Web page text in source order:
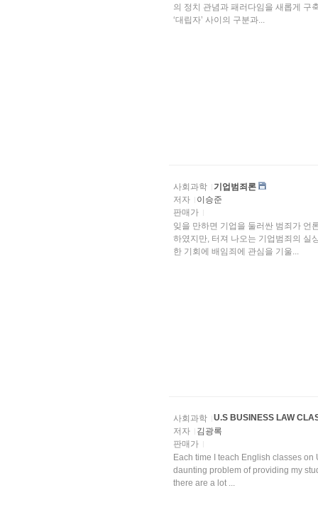
의 정치 관념과 패러다임을 새롭게 구
‘대립자’ 사이의 구분과...
사회과학
기업범죄론
저자
이승준
판매가
잊을 만하면 기업을 둘러싼 범죄가 언
하였지만, 터져 나오는 기업범죄의 실
한 기회에 배임죄에 관심을 기울...
사회과학
U.S BUSINESS LAW
저자
김광록
판매가
Each time I teach English classes
daunting problem of providing my
there are a lot ...